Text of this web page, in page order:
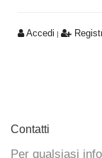
Accedi |
Contatti
Per qualsiasi